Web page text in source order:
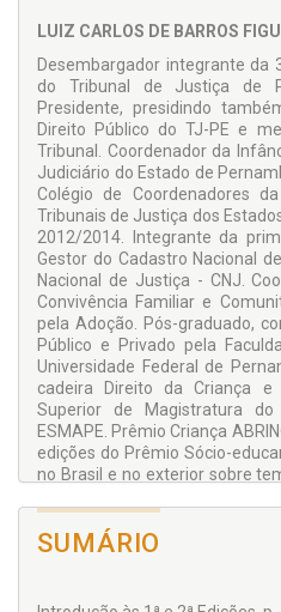
LUIZ CARLOS DE BARROS
Desembargador integrante da
do Tribunal de Justiça de
Presidente, presidindo
Direito Público do TJ-PE e
Tribunal. Coordenador da
Judiciário do Estado de
Colégio de Coordenadores
Tribunais de Justiça dos
2012/2014. Integrante da
Gestor do Cadastro Nacional
Nacional de Justiça - CNJ.
Convivência Familiar e
pela Adoção. Pós-graduado,
Público e Privado pela
Universidade Federal de
cadeira Direito da Criança
Superior de Magistratura
ESMAPE. Prêmio Criança
edições do Prêmio Sócio-
no Brasil e no exterior sobre
Contatos:
SUMÁRIO